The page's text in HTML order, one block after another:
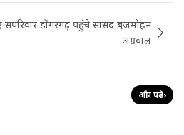
सपरिवार डोंगरगढ़ पहुंचे सांसद बृजमोहन
अग्रवाल
और पढ़ें›